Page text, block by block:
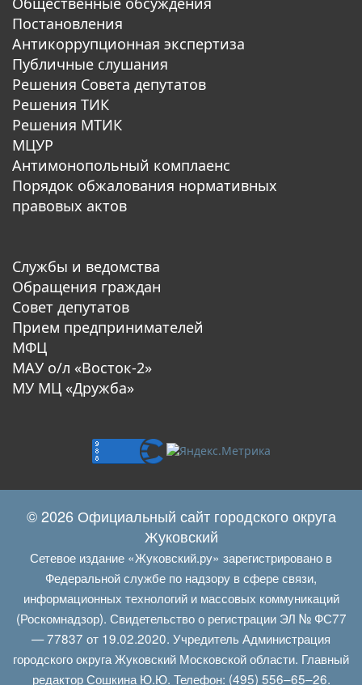
Постановления
Антикоррупционная экспертиза
Публичные слушания
Решения Совета депутатов
Решения ТИК
Решения МТИК
МЦУР
Антимонопольный комплаенс
Порядок обжалования нормативных
правовых актов
Службы и ведомства
Обращения граждан
Совет депутатов
Прием предпринимателей
МФЦ
МАУ о/л «Восток-2»
МУ МЦ «Дружба»
© 2026 Официальный сайт городского округа
Жуковский
Сетевое издание «Жуковский.ру» зарегистрировано в
Федеральной службе по надзору в сфере связи,
информационных технологий и массовых коммуникаций
(Роскомнадзор). Свидетельство о регистрации ЭЛ № ФС77
— 77837 от 19.02.2020. Учредитель Администрация
городского округа Жуковский Московской области. Главный
редактор Сошкина Ю.Ю. Телефон: (495) 556–65–26.